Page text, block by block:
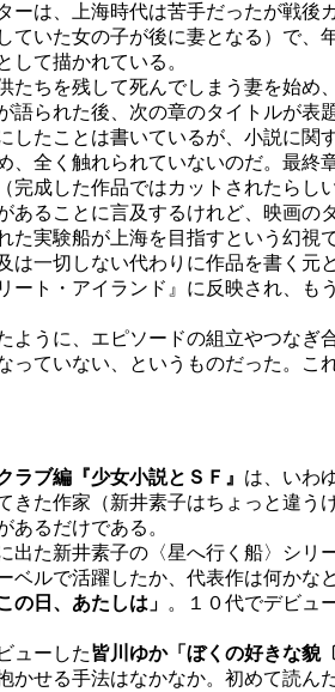
は、上海時代は苦手だったが戦後
ていた女の子が後に妻となる）で
して描かれている。
ちを残して死んでしまう妻を始め
られた後、次の章のタイトルが表
たことは書いているが、小説に関
、全く触れられていないのだ。最
完成した作品ではカットされたら
あることに言及するけれど、映画
実験船が上海を目指すという幻視
一切しない代わりに作品を書く元
ート・アイランド』に反映され、
うに、エピソードの組立やつなぎ
っていない、というものだった。
ラブ編『少女小説とＳＦ』 は、いわ
きた作家（新井素子はちょっと違
あるだけである。
た新井素子の〈星へ行く船〉シ
ルで活躍したか、代表作は何かな
の日、あたしは」 。１０代でデビュ
ューした皆川ゆか「ぼくの好きな貌
かせる手法はなかなか。初めて読